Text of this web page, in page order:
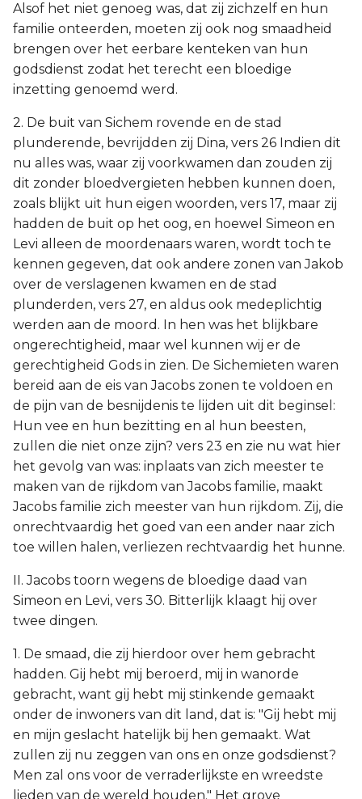
Alsof het niet genoeg was, dat zij zichzelf en hun
familie onteerden, moeten zij ook nog smaadheid
brengen over het eerbare kenteken van hun
godsdienst zodat het terecht een bloedige
inzetting genoemd werd.
2. De buit van Sichem rovende en de stad
plunderende, bevrijdden zij Dina, vers 26 Indien dit
nu alles was, waar zij voorkwamen dan zouden zij
dit zonder bloedvergieten hebben kunnen doen,
zoals blijkt uit hun eigen woorden, vers 17, maar zij
hadden de buit op het oog, en hoewel Simeon en
Levi alleen de moordenaars waren, wordt toch te
kennen gegeven, dat ook andere zonen van Jakob
over de verslagenen kwamen en de stad
plunderden, vers 27, en aldus ook medeplichtig
werden aan de moord. In hen was het blijkbare
ongerechtigheid, maar wel kunnen wij er de
gerechtigheid Gods in zien. De Sichemieten waren
bereid aan de eis van Jacobs zonen te voldoen en
de pijn van de besnijdenis te lijden uit dit beginsel:
Hun vee en hun bezitting en al hun beesten,
zullen die niet onze zijn? vers 23 en zie nu wat hier
het gevolg van was: inplaats van zich meester te
maken van de rijkdom van Jacobs familie, maakt
Jacobs familie zich meester van hun rijkdom. Zij, die
onrechtvaardig het goed van een ander naar zich
toe willen halen, verliezen rechtvaardig het hunne.
II. Jacobs toorn wegens de bloedige daad van
Simeon en Levi, vers 30. Bitterlijk klaagt hij over
twee dingen.
1. De smaad, die zij hierdoor over hem gebracht
hadden. Gij hebt mij beroerd, mij in wanorde
gebracht, want gij hebt mij stinkende gemaakt
onder de inwoners van dit land, dat is: "Gij hebt mij
en mijn geslacht hatelijk bij hen gemaakt. Wat
zullen zij nu zeggen van ons en onze godsdienst?
Men zal ons voor de verraderlijkste en wreedste
lieden van de wereld houden." Het grove